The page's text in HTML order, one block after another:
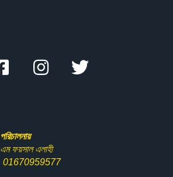
পরিচালনায়
এম ফয়সাল এলাহী
01670959577